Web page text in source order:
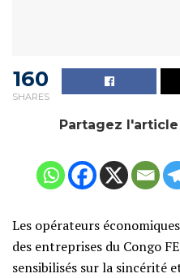
160
SHARES
Partagez
Les opérateurs
des entreprises du Congo
sensibilisés sur la sincérité